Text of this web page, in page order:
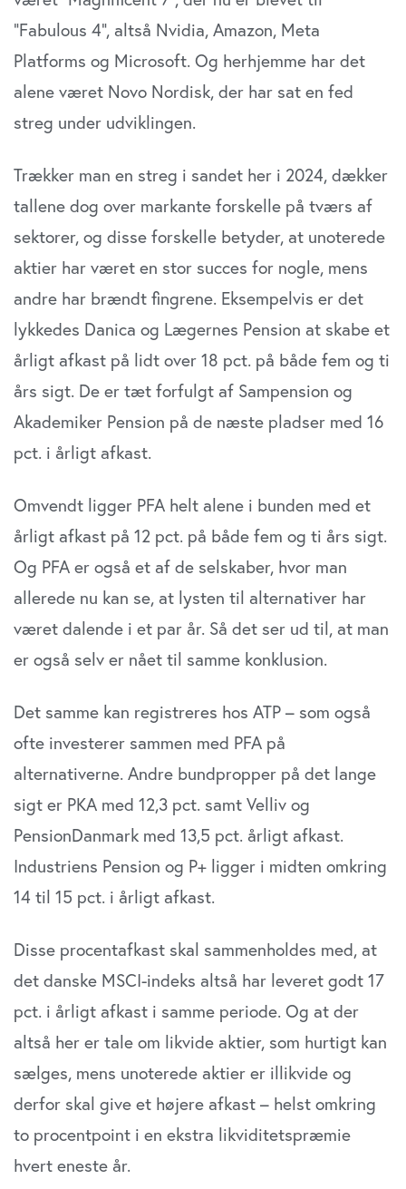
”Fabulous 4”, altså Nvidia, Amazon, Meta
Platforms og Microsoft. Og herhjemme har det
alene været Novo Nordisk, der har sat en fed
streg under udviklingen.
Trækker man en streg i sandet her i 2024, dækker
tallene dog over markante forskelle på tværs af
sektorer, og disse forskelle betyder, at unoterede
aktier har været en stor succes for nogle, mens
andre har brændt fingrene. Eksempelvis er det
lykkedes Danica og Lægernes Pension at skabe et
årligt afkast på lidt over 18 pct. på både fem og ti
års sigt. De er tæt forfulgt af Sampension og
Akademiker Pension på de næste pladser med 16
pct. i årligt afkast.
Omvendt ligger PFA helt alene i bunden med et
årligt afkast på 12 pct. på både fem og ti års sigt.
Og PFA er også et af de selskaber, hvor man
allerede nu kan se, at lysten til alternativer har
været dalende i et par år. Så det ser ud til, at man
er også selv er nået til samme konklusion.
Det samme kan registreres hos ATP – som også
ofte investerer sammen med PFA på
alternativerne. Andre bundpropper på det lange
sigt er PKA med 12,3 pct. samt Velliv og
PensionDanmark med 13,5 pct. årligt afkast.
Industriens Pension og P+ ligger i midten omkring
14 til 15 pct. i årligt afkast.
Disse procentafkast skal sammenholdes med, at
det danske MSCI-indeks altså har leveret godt 17
pct. i årligt afkast i samme periode. Og at der
altså her er tale om likvide aktier, som hurtigt kan
sælges, mens unoterede aktier er illikvide og
derfor skal give et højere afkast – helst omkring
to procentpoint i en ekstra likviditetspræmie
hvert eneste år.